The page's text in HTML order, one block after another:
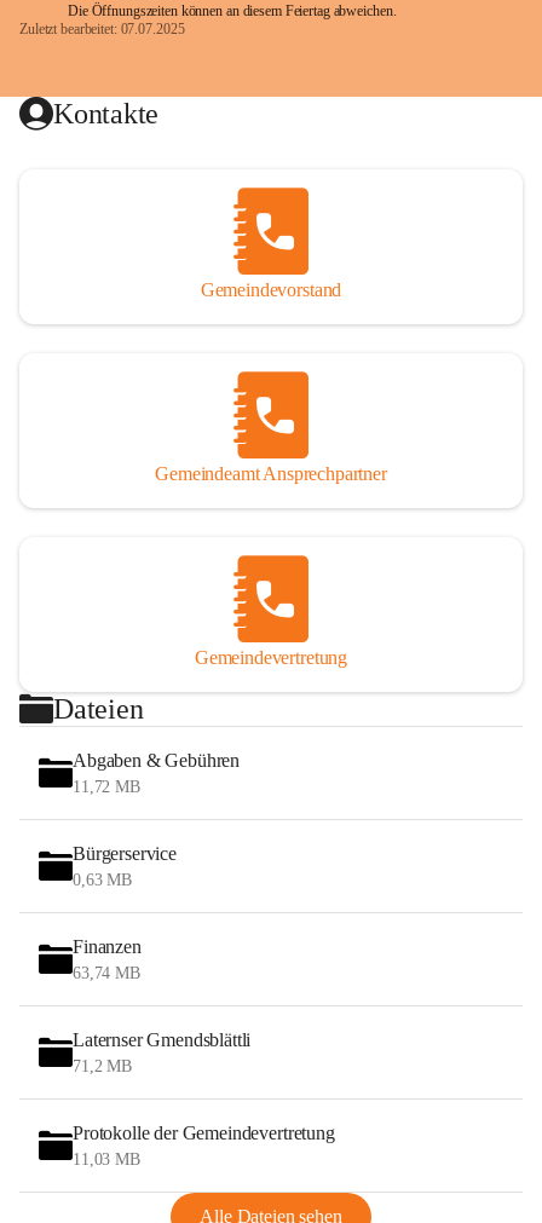
Die Öffnungszeiten können an diesem Feiertag abweichen.
Zuletzt bearbeitet: 07.07.2025
Kontakte
Gemeindevorstand
Gemeindeamt Ansprechpartner
Gemeindevertretung
Dateien
Abgaben & Gebühren
11,72 MB
Bürgerservice
0,63 MB
Finanzen
63,74 MB
Laternser Gmendsblättli
71,2 MB
Protokolle der Gemeindevertretung
11,03 MB
Alle Dateien sehen